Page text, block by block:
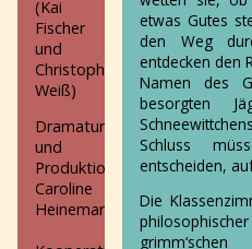
ihr
Fischer
Der
allerbeste
Familienstreit
Petra
Pan
Anna
Thrash,
Poesie
(Kai
Fischer
und
Christopher
Weiß)
Dramaturgie
und
Produktionsleitung:
Caroline
Heinemann
etwas Gutes
den Weg
entdecken den
Namen des
besorgten
Schluss
entscheiden,
Die